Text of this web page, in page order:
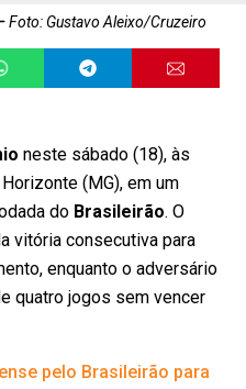
Foto: Gustavo Aleixo/Cruzeiro
neste sábado (18), às
(MG), em um
do Brasileirão. O
vitória consecutiva para
enquanto o adversário
quatro jogos sem vencer
pelo Brasileirão para